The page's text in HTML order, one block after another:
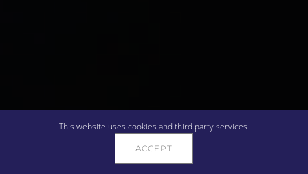
This website uses cookies and third party services.
ACCEPT